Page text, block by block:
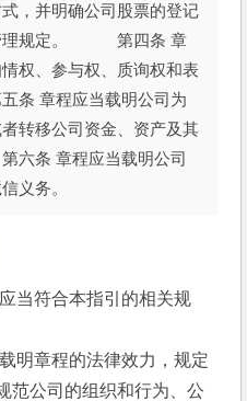
，并明确公司股票的登记
管理规定。 第四条 章
权、参与权、质询权和表
章程应当载明公司为
转移公司资金、资产及其
条 章程应当载明公司
义务。
符合本指引的相关规
章程的法律效力，规定
范公司的组织和行为、公